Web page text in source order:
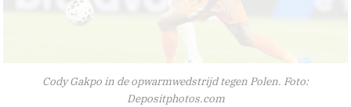
Cody Gakpo in de opwarmwedstrijd tegen Polen. Foto:
Depositphotos.com